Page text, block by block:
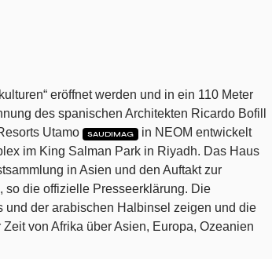
eröffnet werden und in ein 110 Meter
des spanischen Architekten Ricardo Bofill
Utamo
SAUDIMAG
in NEOM entwickelt
im King Salman Park in Riyadh. Das Haus
in Asien und den Auftakt zur
so die offizielle Presseerklärung. Die
der arabischen Halbinsel zeigen und die
von Afrika über Asien, Europa, Ozeanien